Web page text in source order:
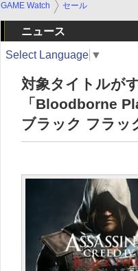
GAME Watch セール
ニュース
Select Language ▼
対象タイトルが
「Bloodborne
ブラック フラッ